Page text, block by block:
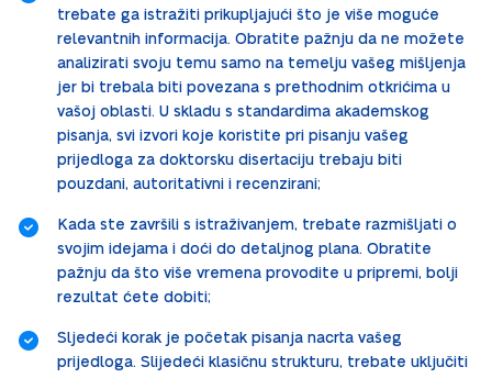
trebate ga istražiti prikupljajući što je više moguće
relevantnih informacija. Obratite pažnju da ne možete
analizirati svoju temu samo na temelju vašeg mišljenja
jer bi trebala biti povezana s prethodnim otkrićima u
vašoj oblasti. U skladu s standardima akademskog
pisanja, svi izvori koje koristite pri pisanju vašeg
prijedloga za doktorsku disertaciju trebaju biti
pouzdani, autoritativni i recenzirani;
Kada ste završili s istraživanjem, trebate razmišljati o
svojim idejama i doći do detaljnog plana. Obratite
pažnju da što više vremena provodite u pripremi, bolji
rezultat ćete dobiti;
Sljedeći korak je početak pisanja nacrta vašeg
prijedloga. Slijedeći klasičnu strukturu, trebate uključiti